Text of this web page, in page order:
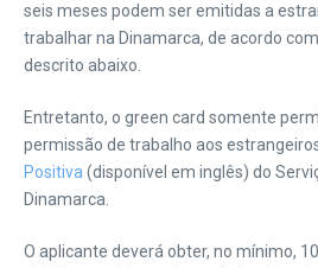
seis meses podem ser emitidas a
trabalhar na Dinamarca, de acordo
descrito abaixo.
Entretanto, o green card somente
permissão de trabalho aos
Positiva (disponível em inglês) do
Dinamarca.
O aplicante deverá obter, no mínimo,